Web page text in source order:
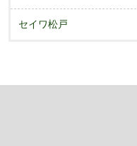
セイワ松戸